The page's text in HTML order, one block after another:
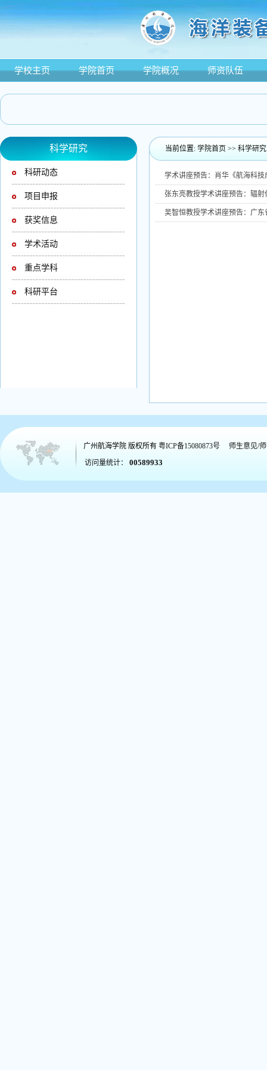
学校主页 学院首页 学院概况 师资队伍
当前位置: 学院首页 >> 科学研究
学术讲座预告：肖华《航海科
张东亮教授学术讲座预告：辐
吴智恒教授学术讲座预告：广
科学研究
科研动态
项目申报
获奖信息
学术活动
重点学科
科研平台
广州航海学院 版权所有 粤ICP备15080873号
师生意见/
访问量统计：
00589933